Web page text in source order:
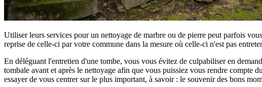
Utiliser leurs services pour un nettoyage de marbre ou de pierre peut parfois
reprise de celle-ci par votre commune dans la mesure où celle-ci n'est pas
En déléguant l'entretien d'une tombe, vous vous évitez de culpabiliser en
tombale avant et après le nettoyage afin que vous puissiez vous rendre compte
essayer de vous centrer sur le plus important, à savoir : le souvenir des bons